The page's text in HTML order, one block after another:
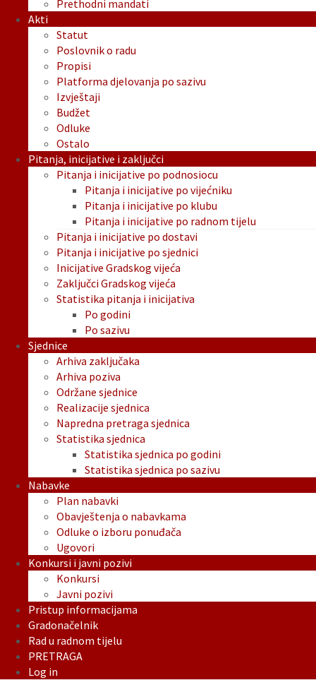
Prethodni mandati
Akti
Statut
Poslovnik o radu
Propisi
Platforma djelovanja po sazivu
Izvještaji
Budžet
Odluke
Ostalo
Pitanja, inicijative i zaključci
Pitanja i inicijative po podnosiocu
Pitanja i inicijative po vijećniku
Pitanja i inicijative po klubu
Pitanja i inicijative po radnom tijelu
Pitanja i inicijative po dostavi
Pitanja i inicijative po sjednici
Inicijative Gradskog vijeća
Zaključci Gradskog vijeća
Statistika pitanja i inicijativa
Po godini
Po sazivu
Sjednice
Arhiva zaključaka
Arhiva poziva
Održane sjednice
Realizacije sjednica
Napredna pretraga sjednica
Statistika sjednica
Statistika sjednica po godini
Statistika sjednica po sazivu
Nabavke
Plan nabavki
Obavještenja o nabavkama
Odluke o izboru ponuđača
Ugovori
Konkursi i javni pozivi
Konkursi
Javni pozivi
Pristup informacijama
Gradonačelnik
Rad u radnom tijelu
PRETRAGA
Log in